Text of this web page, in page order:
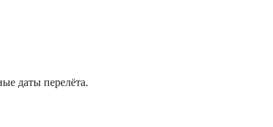
даты перелёта.